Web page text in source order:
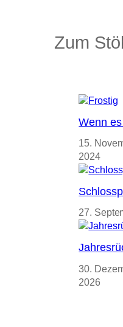
Zum
Wenn
15.
2024
27.
30.
2026